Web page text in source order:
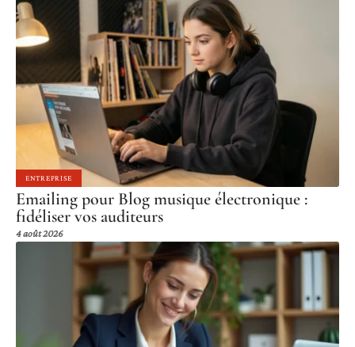
ENTREPRISE
Emailing pour Blog musique électronique :
fidéliser vos auditeurs
4 août 2026